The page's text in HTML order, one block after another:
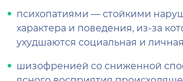
психопатиями — стойкими
характера и поведения, из-за
ухудшаются социальная и
шизофренией со сниженной